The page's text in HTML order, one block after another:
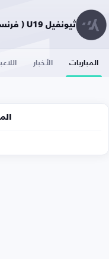
ثيونفيل U19 ( فرنسا )
المباريات الأخبار